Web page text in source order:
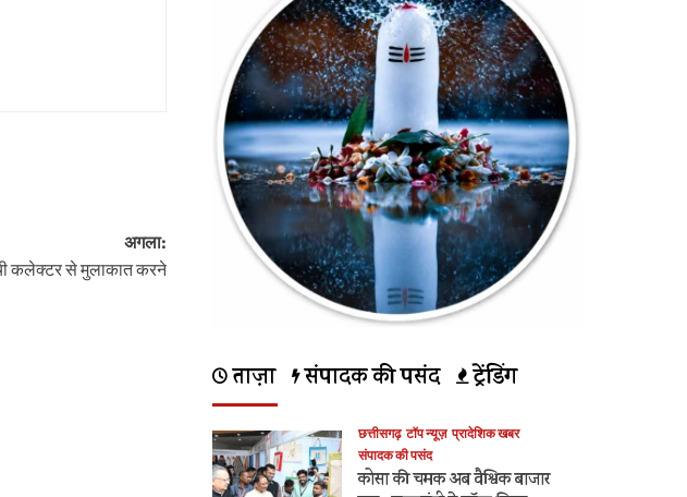
अगला:
कलेक्टर से मुलाकात करने
ताज़ा संपादक की पसंद ट्रेंडिंग
छत्तीसगढ़ टॉप न्यूज़ प्रादेशिक खबर
संपादक की पसंद
कोसा की चमक अब वैश्विक बाजार